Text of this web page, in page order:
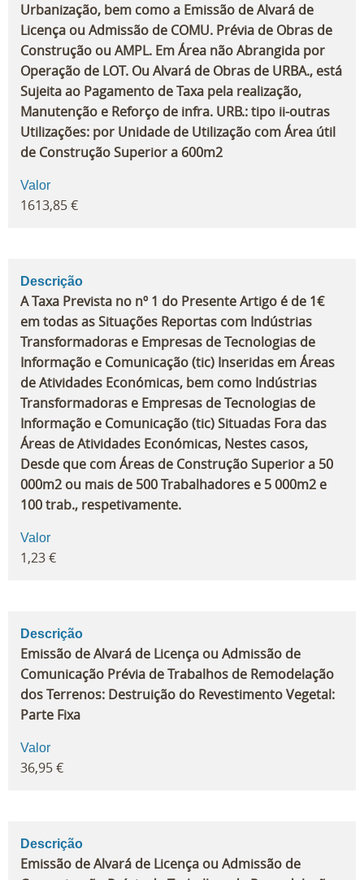
Urbanização, bem como a Emissão de Alvará de
Licença ou Admissão de COMU. Prévia de Obras de
Construção ou AMPL. Em Área não Abrangida por
Operação de LOT. Ou Alvará de Obras de URBA., está
Sujeita ao Pagamento de Taxa pela realização,
Manutenção e Reforço de infra. URB.: tipo ii-outras
Utilizações: por Unidade de Utilização com Área útil
de Construção Superior a 600m2
Valor
1613,85 €
Descrição
A Taxa Prevista no nº 1 do Presente Artigo é de 1€
em todas as Situações Reportas com Indústrias
Transformadoras e Empresas de Tecnologias de
Informação e Comunicação (tic) Inseridas em Áreas
de Atividades Económicas, bem como Indústrias
Transformadoras e Empresas de Tecnologias de
Informação e Comunicação (tic) Situadas Fora das
Áreas de Atividades Económicas, Nestes casos,
Desde que com Áreas de Construção Superior a 50
000m2 ou mais de 500 Trabalhadores e 5 000m2 e
100 trab., respetivamente.
Valor
1,23 €
Descrição
Emissão de Alvará de Licença ou Admissão de
Comunicação Prévia de Trabalhos de Remodelação
dos Terrenos: Destruição do Revestimento Vegetal:
Parte Fixa
Valor
36,95 €
Descrição
Emissão de Alvará de Licença ou Admissão de